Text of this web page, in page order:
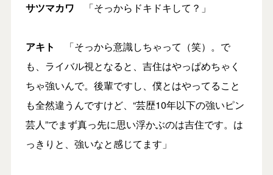
サツマカワ 「そっからドキドキして？」
アキト
「そっから意識しちゃって（笑）。で
も、ライバル視となると、吉住はやっぱめちゃく
ちゃ強いんで。後輩ですし、僕とはやってること
も全然違うんですけど、“芸歴10年以下の強いピン
芸人”でまず真っ先に思い浮かぶのは吉住です。は
っきりと、強いなと感じてます」